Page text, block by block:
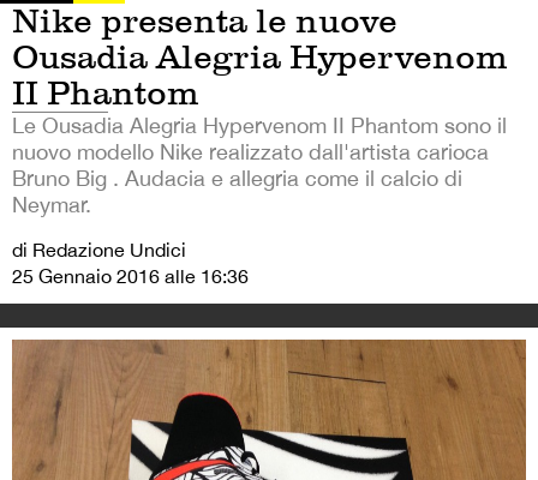
Nike presenta le nuove
Ousadia Alegria Hypervenom
II Phantom
Le Ousadia Alegria Hypervenom II Phantom sono il
nuovo modello Nike realizzato dall'artista carioca
Bruno Big . Audacia e allegria come il calcio di
Neymar.
di Redazione Undici
25 Gennaio 2016 alle 16:36